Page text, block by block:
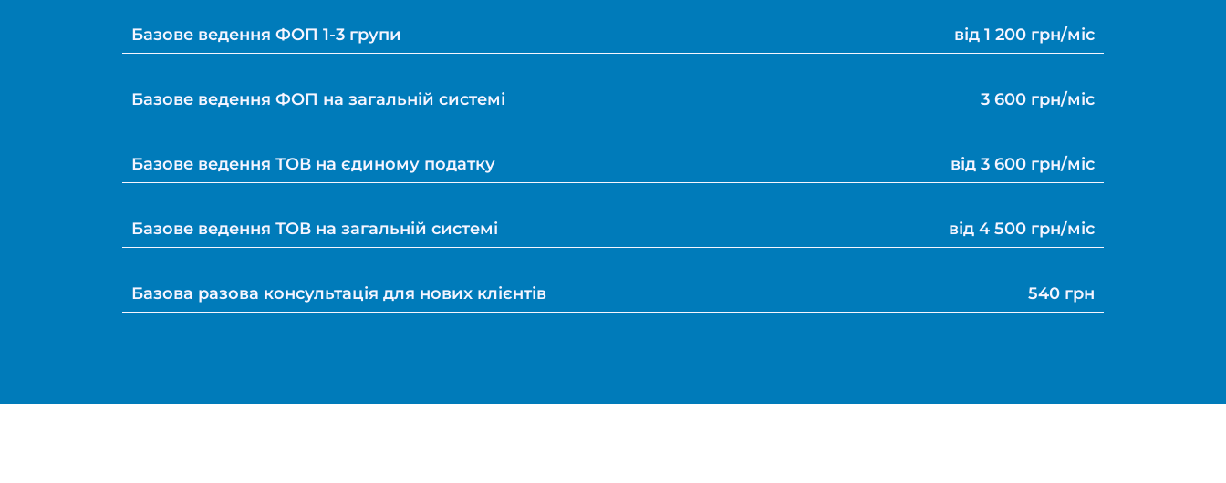
Базове ведення ФОП 1-3 групи від 1 200 грн/міс
Базове ведення ФОП на загальній системі 3 600 грн/міс
Базове ведення ТОВ на єдиному податку від 3 600 грн/міс
Базове ведення ТОВ на загальній системі від 4 500 грн/міс
Базова разова консультація для нових клієнтів 540 грн